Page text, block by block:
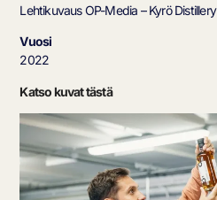
Lehtikuvaus OP-Media – Kyrö Distillery
Vuosi
2022
Katso kuvat tästä